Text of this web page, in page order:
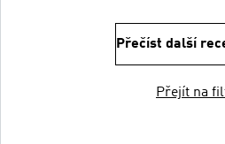
Přečíst další
Přejít na